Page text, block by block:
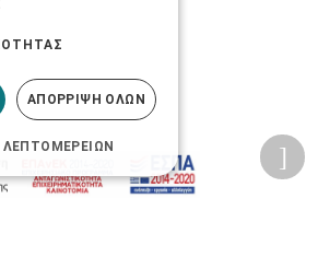
ΑΠΌΡΡΙΨΗ ΌΛΩΝ